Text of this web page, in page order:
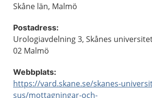
Skåne län, Malmö
Postadress:
Urologiavdelning 3, Skånes
02 Malmö
Webbplats:
https://vard.skane.se/skanes-
sus/mottagningar-och-